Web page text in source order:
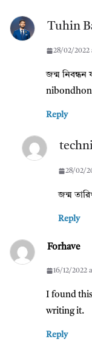
Tuhin
28/02/2022
জন্ম
nibondhon
Reply
28/02/
জন্ম
Reply
Forhave
16/12/2022
I found
writing it.
Reply